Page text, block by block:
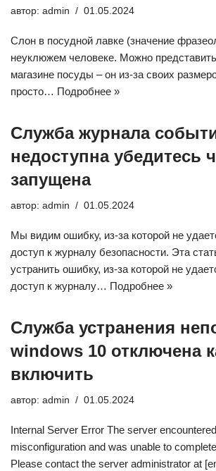
автор: admin 01.05.2024
Слон в посудной лавке (значение
неуклюжем человеке. Можно
магазине посуды – он из-за своих
просто… Подробнее »
Служба журнала
недоступна убедитесь
запущена
автор: admin 01.05.2024
Мы видим ошибку, из-за которой не
доступ к журналу безопасности. Эта
устранить ошибку, из-за которой не
доступ к журналу… Подробнее »
Служба устранения
windows 10 отключена
включить
автор: admin 01.05.2024
Internal Server Error The server
misconfiguration and was unable to
Please contact the server administrator at